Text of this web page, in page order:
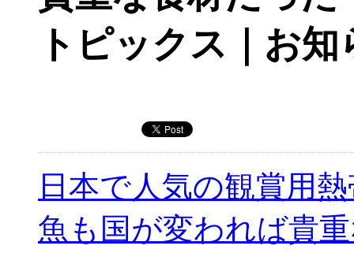
トピックス｜お知
日本で人気の観賞用
魚も国が変われば貴